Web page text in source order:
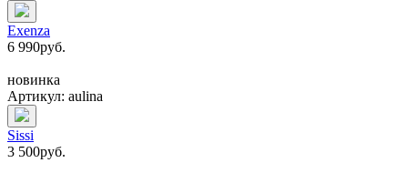
Exenza
6 990руб.
новинка
Артикул: aulina
Sissi
3 500руб.